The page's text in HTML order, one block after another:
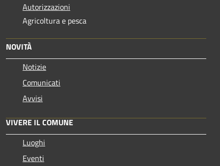
Autorizzazioni
Agricoltura e pesca
NOVITÀ
Notizie
Comunicati
Avvisi
VIVERE IL COMUNE
Luoghi
Eventi